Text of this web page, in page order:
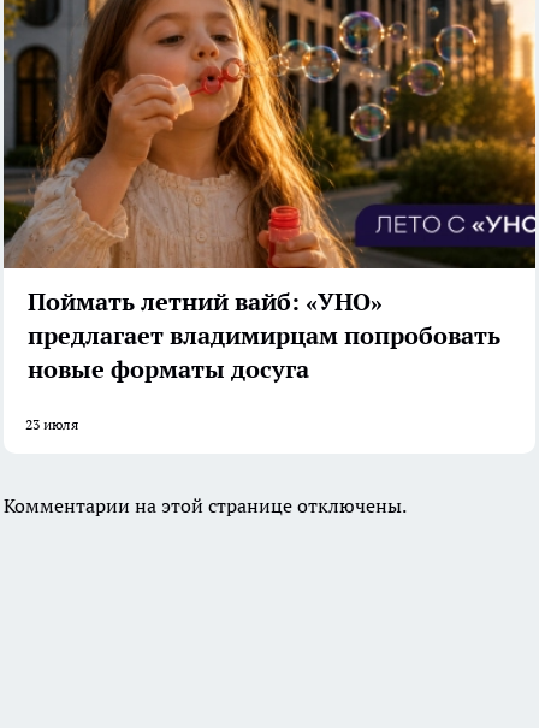
Поймать летний вайб: «УНО»
предлагает владимирцам попробовать
новые форматы досуга
23 июля
Комментарии на этой странице отключены.